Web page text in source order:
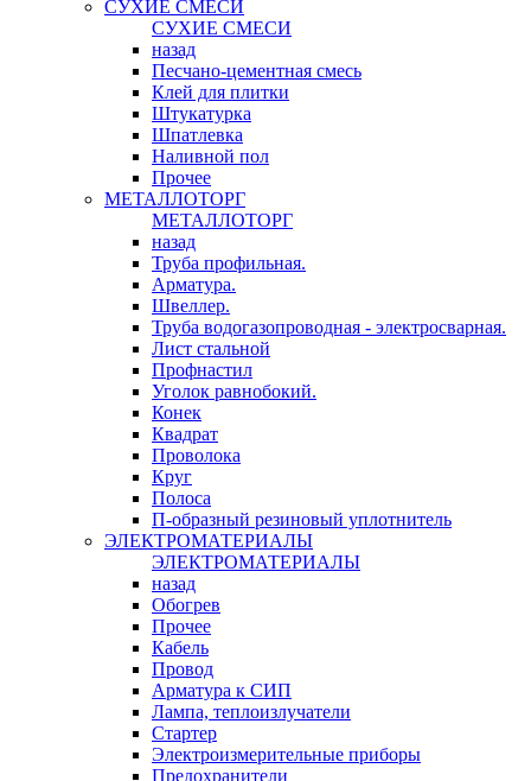
СУХИЕ СМЕСИ
СУХИЕ СМЕСИ
назад
Песчано-цементная смесь
Клей для плитки
Штукатурка
Шпатлевка
Наливной пол
Прочее
МЕТАЛЛОТОРГ
МЕТАЛЛОТОРГ
назад
Труба профильная.
Арматура.
Швеллер.
Труба водогазопроводная - электросварная.
Лист стальной
Профнастил
Уголок равнобокий.
Конек
Квадрат
Проволока
Круг
Полоса
П-образный резиновый уплотнитель
ЭЛЕКТРОМАТЕРИАЛЫ
ЭЛЕКТРОМАТЕРИАЛЫ
назад
Обогрев
Прочее
Кабель
Провод
Арматура к СИП
Лампа, теплоизлучатели
Стартер
Электроизмерительные приборы
Предохранители